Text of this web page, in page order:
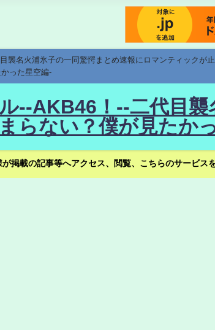
襲名火浦氷子の一同驚愕まとめ速報にロマンティック
った星空編-
--AKB46！--二代目
らない？僕が見たか
掲載の記事等へアクセス、閲覧、こちらのサービ